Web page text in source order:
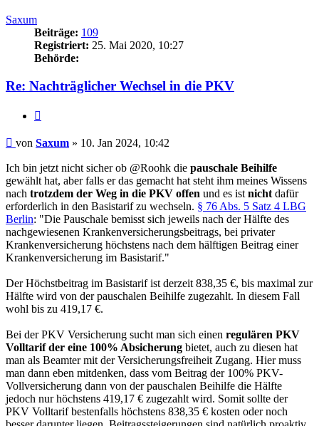
Saxum
Beiträge: 109
Registriert: 25. Mai 2020, 10:27
Behörde:
Re: Nachträglicher Wechsel in die PKV
Beitrag
von Saxum » 10. Jan 2024, 10:42
Ich bin jetzt nicht sicher ob @Roohk die pauschale Beihilfe
gewählt hat, aber falls er das gemacht hat steht ihm meines Wissens
nach trotzdem der Weg in die PKV offen und es ist nicht dafür
erforderlich in den Basistarif zu wechseln. § 76 Abs. 5 Satz 4 LBG
Berlin: "Die Pauschale bemisst sich jeweils nach der Hälfte des
nachgewiesenen Krankenversicherungsbeitrags, bei privater
Krankenversicherung höchstens nach dem hälftigen Beitrag einer
Krankenversicherung im Basistarif."
Der Höchstbeitrag im Basistarif ist derzeit 838,35 €, bis maximal zur
Hälfte wird von der pauschalen Beihilfe zugezahlt. In diesem Fall
wohl bis zu 419,17 €.
Bei der PKV Versicherung sucht man sich einen regulären PKV
Volltarif der eine 100% Absicherung bietet, auch zu diesen hat
man als Beamter mit der Versicherungsfreiheit Zugang. Hier muss
man dann eben mitdenken, dass vom Beitrag der 100% PKV-
Vollversicherung dann von der pauschalen Beihilfe die Hälfte
jedoch nur höchstens 419,17 € zugezahlt wird. Somit sollte der
PKV Volltarif bestenfalls höchstens 838,35 € kosten oder noch